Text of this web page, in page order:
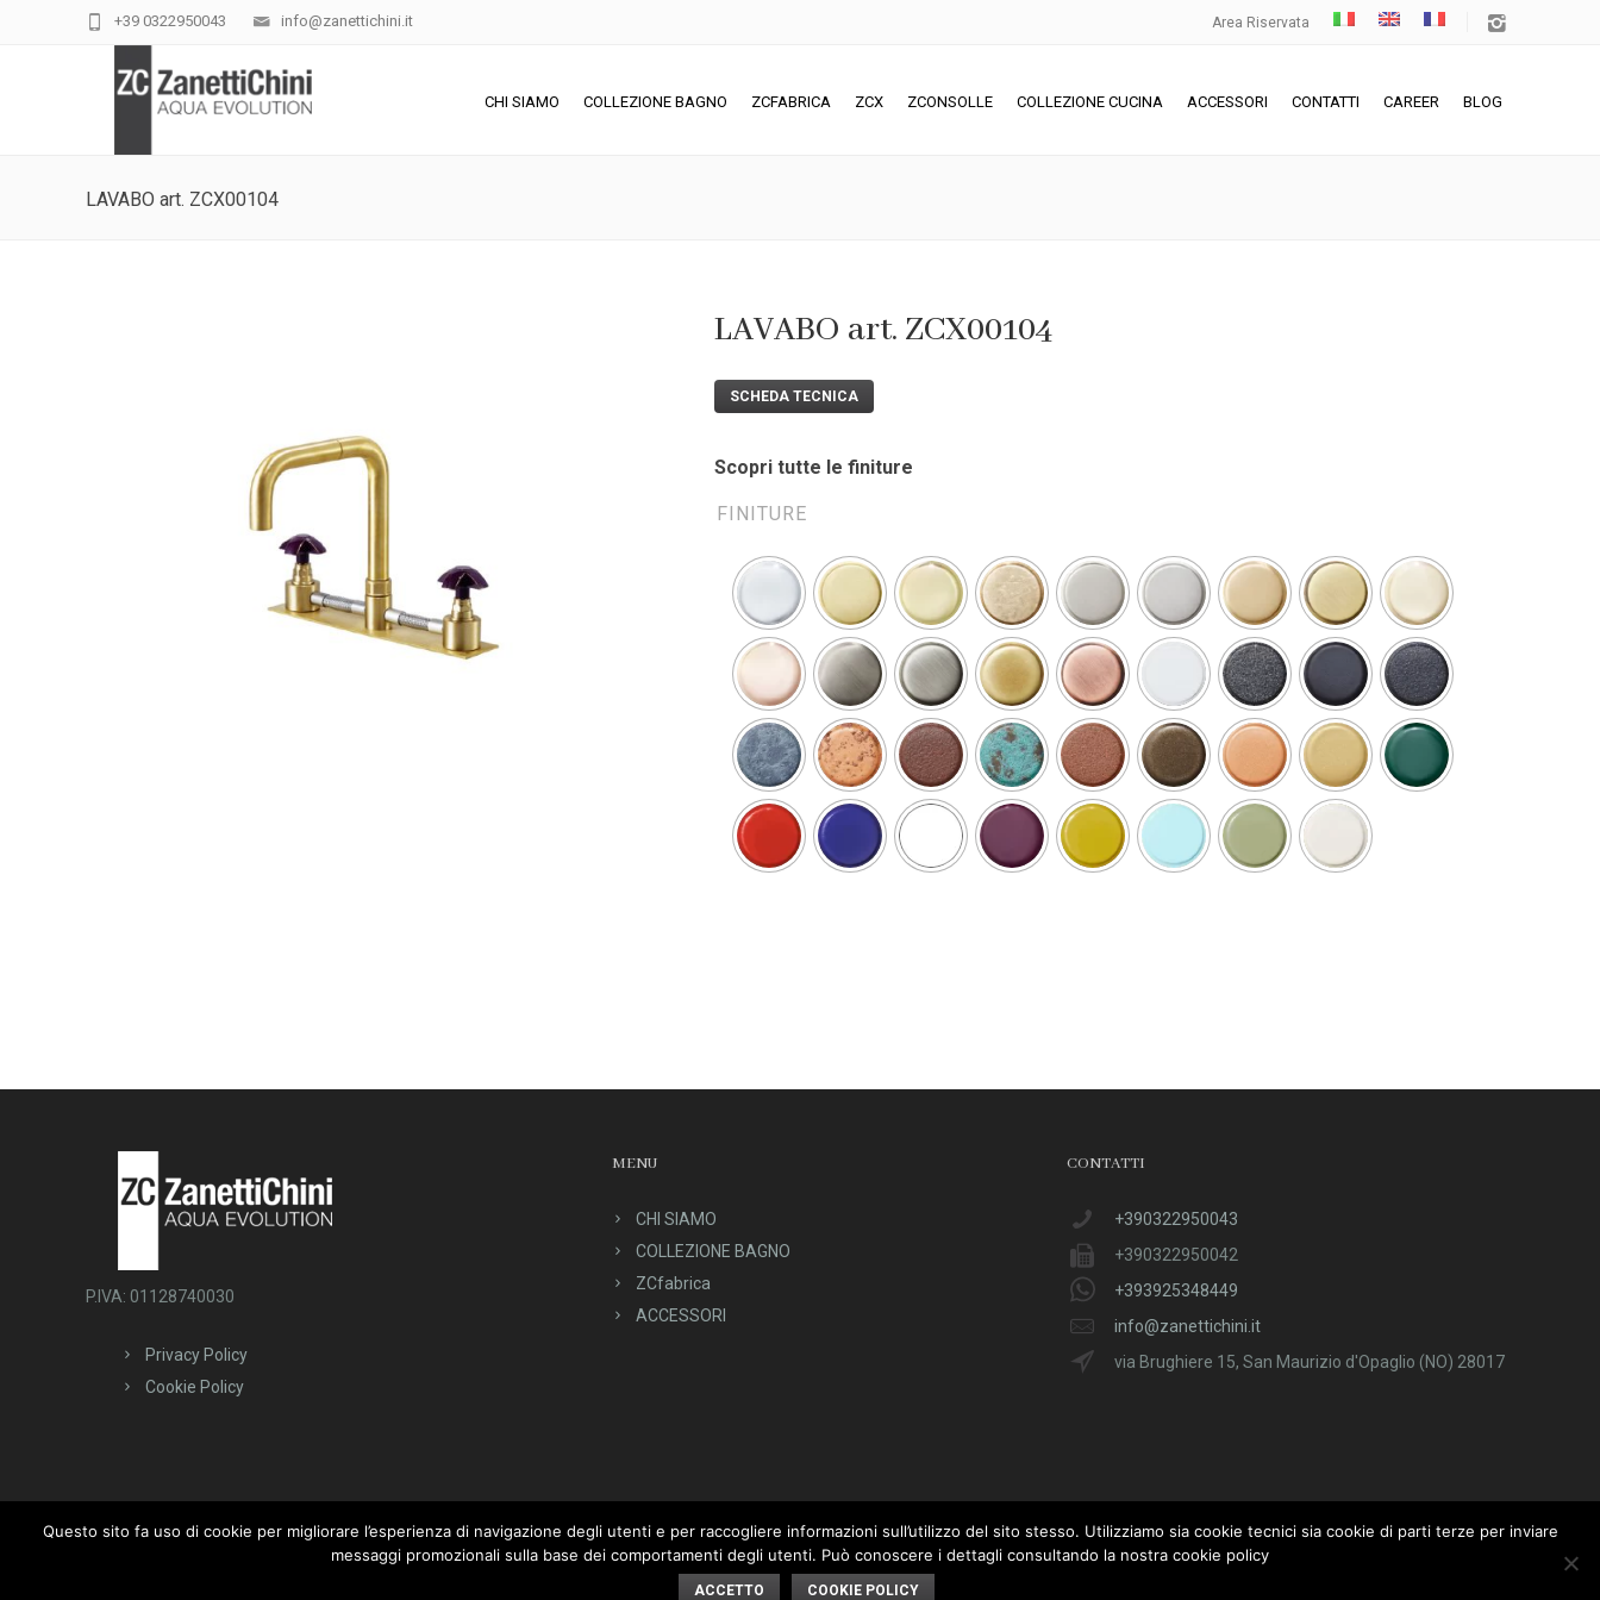
info@zanettichini.it
+39 0322950043 Area Riservata
CHI SIAMO COLLEZIONE BAGNO ZCFABRICA ZCX ZCONSOLLE COLLEZIONE CUCINA ACCESSORI CONTATTI CAREER BLOG
LAVABO art. ZCX00104
LAVABO art. ZCX00104
SCHEDA TECNICA
Scopri tutte le finiture
FINITURE
P.IVA: 01128740030
Privacy Policy
Cookie Policy
MENU
CHI SIAMO
COLLEZIONE BAGNO
ZCfabrica
ACCESSORI
CONTATTI
+390322950043
+390322950042
+393925348449
info@zanettichini.it
via Brughiere 15, San Maurizio d'Opaglio (NO) 28017
Web Agency Key-One
Questo sito fa uso di cookie per migliorare l’esperienza di navigazione degli utenti e per raccogliere informazioni sull’utilizzo del sito stesso. Utilizziamo sia cookie tecnici sia cookie di parti terze per inviare
messaggi promozionali sulla base dei comportamenti degli utenti. Può conoscere i dettagli consultando la nostra cookie policy
ACCETTO COOKIE POLICY